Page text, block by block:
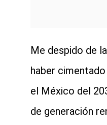
Me despido de
haber
el México del
de generación